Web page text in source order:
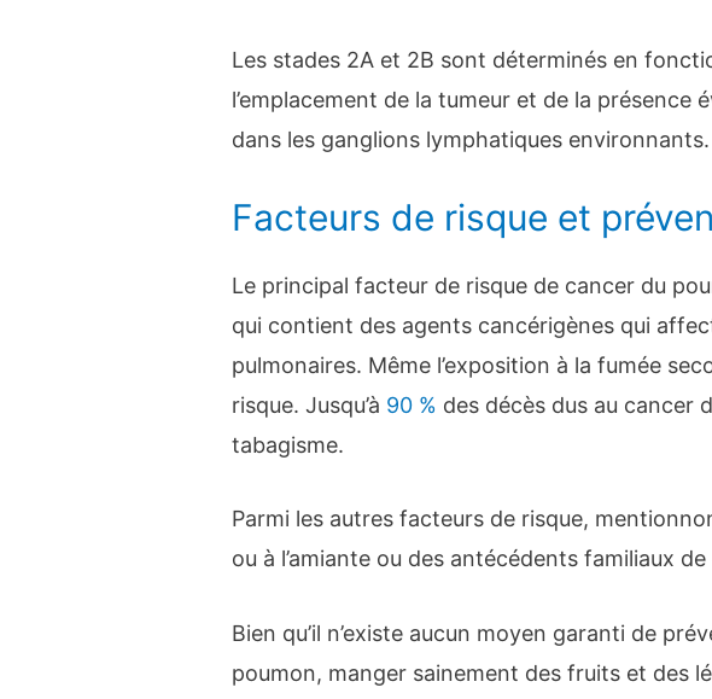
Les stades 2A et 2B sont déterminés en
l’emplacement de la tumeur et de la présence
dans les ganglions lymphatiques environnants.
Facteurs de risque et
Le principal facteur de risque de cancer du
qui contient des agents cancérigènes qui
pulmonaires. Même l’exposition à la fumée
risque. Jusqu’à 90 % des décès dus au cancer
tabagisme.
Parmi les autres facteurs de risque,
ou à l’amiante ou des antécédents familiaux
Bien qu’il n’existe aucun moyen garanti de
poumon, manger sainement des fruits et des